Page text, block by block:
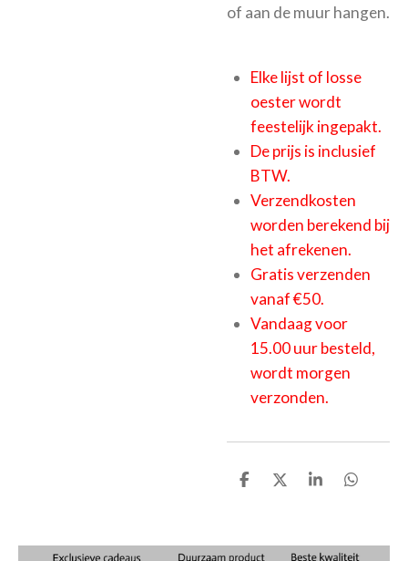
of aan de muur hangen.
Elke lijst of losse
oester wordt
feestelijk ingepakt.
De prijs is inclusief
BTW.
Verzendkosten
worden berekend bij
het afrekenen.
Gratis verzenden
vanaf €50.
Vandaag voor
15.00 uur besteld,
wordt morgen
verzonden.
D
n
D
S
e
D
n